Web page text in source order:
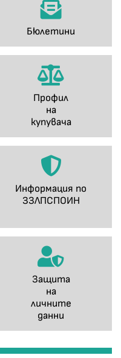
Бюлетини
Профил
на
купувача
Информация по
ЗЗЛПСПОИН
Защита
на
личните
данни